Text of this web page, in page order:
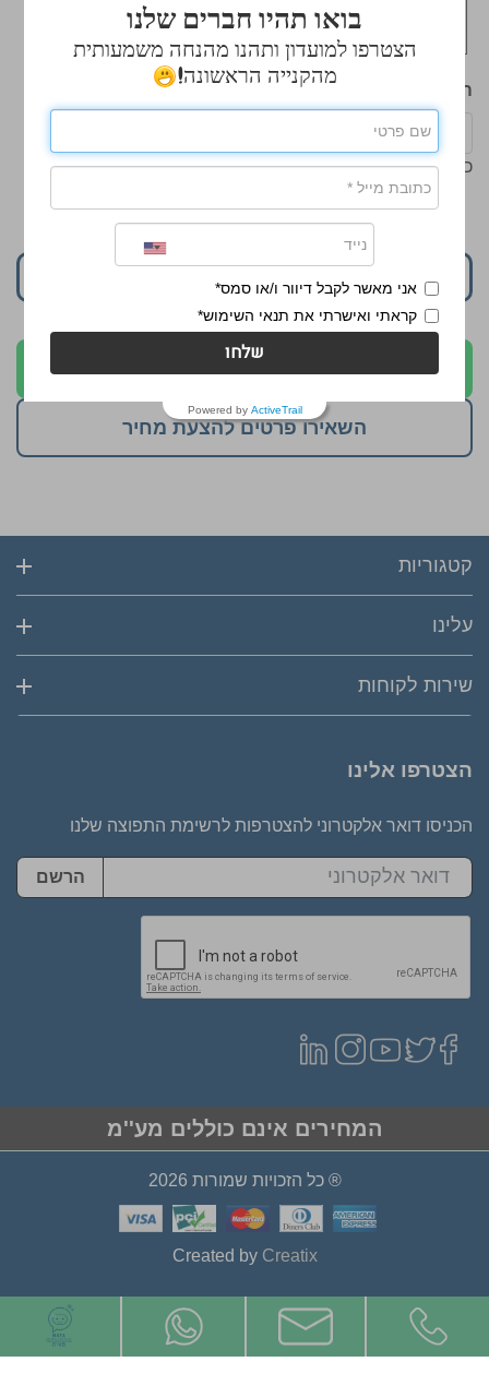
הכנס כמות
כמות מינימלית: 4
₪415.90
הוסף לסל
השאירו פרטים להצעת מחיר
קטגוריות
עלינו
שירות לקוחות
הצטרפו אלינו
הכניסו דואר אלקטרוני להצטרפות לרשימת התפוצה שלנו
הרשם
המחירים אינם כוללים מע''מ
® כל הזכויות שמורות 2026
Created by Creatix
בואו תהיו חברים שלנו
הצטרפו למועדון ותהנו מהנחה משמעותית
מהקנייה הראשונה!
אני מאשר לקבל דיוור ו/או סמס*
קראתי ואישרתי את תנאי השימוש*
שלחו
Powered by ActiveTrail